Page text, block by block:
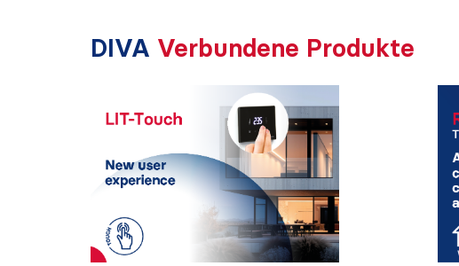
DIVA Verbundene Produkte
LIT-Touch
STEUERUNGEN FÜR
GEBLÄSEKONVEKTOREN YARDY UND